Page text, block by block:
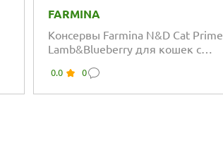
FARMINA
Консервы Farmina N&D Cat Prime
Lamb&Blueberry для кошек с
0.0 0